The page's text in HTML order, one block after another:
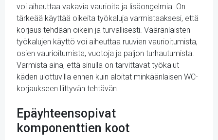
voi aiheuttaa vakavia vaurioita ja lisäongelmia. On
tärkeää käyttää oikeita työkaluja varmistaaksesi, että
korjaus tehdään oikein ja turvallisesti. Vääränlaisten
työkalujen käyttö voi aiheuttaa ruuvien vaurioitumista,
osien vaurioitumista, vuotoja ja paljon turhautumista.
Varmista aina, että sinulla on tarvittavat työkalut
käden ulottuvilla ennen kuin aloitat minkäänlaisen WC-
korjaukseen liittyvän tehtävän.
Epäyhteensopivat
komponenttien koot